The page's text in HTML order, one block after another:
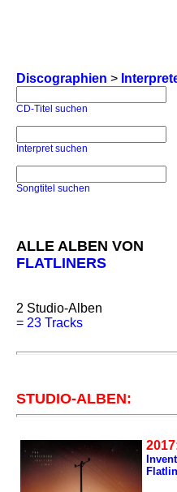
Discographien >
CD-Titel suchen
Interpret suchen
Songtitel suchen
ALLE ALBEN VON
FLATLINERS
2 Studio-Alben
= 23 Tracks
STUDIO-ALBEN: